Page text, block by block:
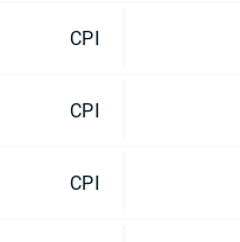
CPI
CPI
CPI